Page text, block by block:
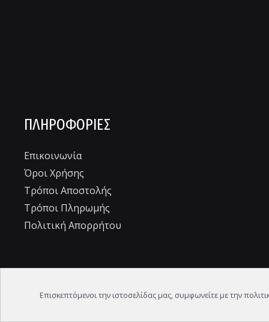
Επισκεπτόμενοι την ιστοσελίδας μας, συμφωνείτε με την
ΔΙΑΧΕΊΡΙΣΗ COOKIES
ΠΛΗΡΟΦΟΡΊΕΣ
Επικοινωνία
Όροι Χρήσης
Τρόποι Αποστολής
Τρόποι Πληρωμής
Πολιτική Απορρήτου
Copyright © 2026 ΚΑΡΑΒΕΛΛΑΚΗΣ - ΜΟΥΣΙΚΑ ΟΡΓΑΝΑ